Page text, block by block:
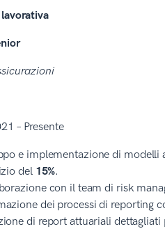
– Presente
e implementazione di
del 15%.
con il team di risk
dei processi di reporting
di report attuariali